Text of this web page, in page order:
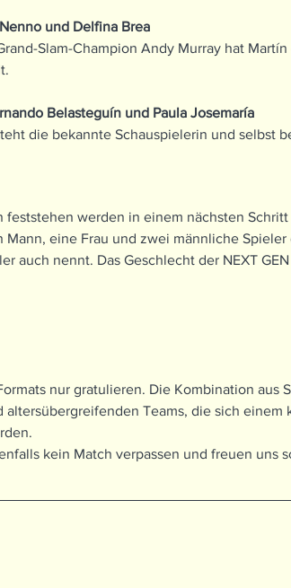
und Delfina Brea
Slam-Champion Andy Murray hat
Belasteguín und Paula Josemaría
die bekannte Schauspielerin und selbst
feststehen werden in einem nächsten
eine Frau und zwei männliche Spieler
auch nennt. Das Geschlecht der NEXT
nur gratulieren. Die Kombination aus
Teams, die sich einem
kein Match verpassen und freuen uns